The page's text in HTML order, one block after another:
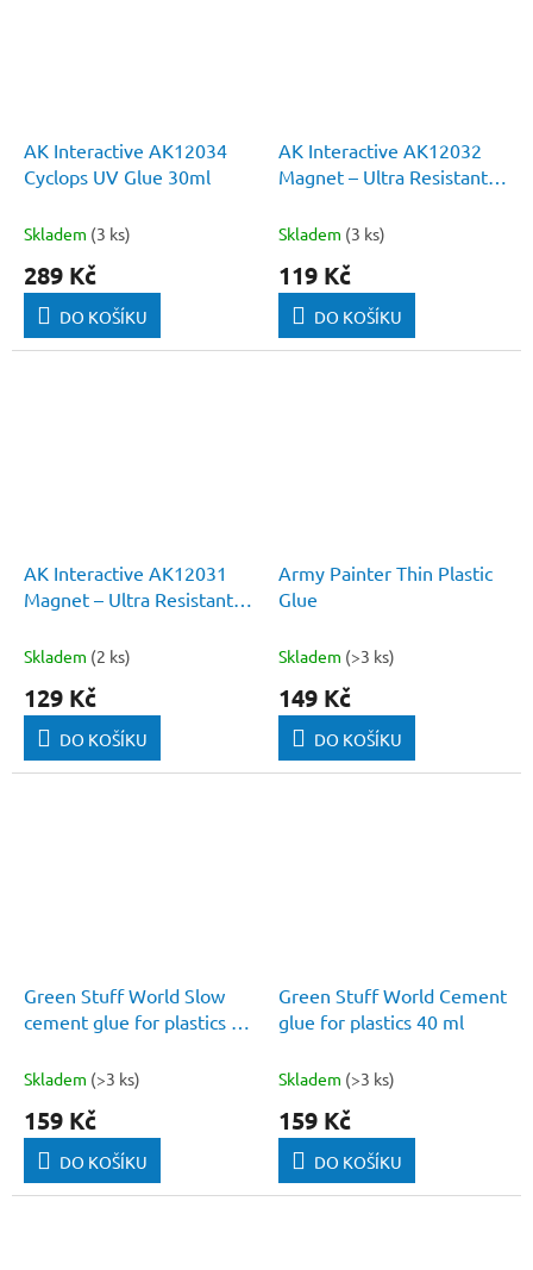
AK Interactive AK12034
Cyclops UV Glue 30ml
Skladem (3 ks)
289 Kč
DO KOŠÍKU
AK Interactive AK12032
Magnet – Ultra Resistant
Skladem (3 ks)
119 Kč
DO KOŠÍKU
AK Interactive AK12031
Magnet – Ultra Resistant
Skladem (2 ks)
129 Kč
DO KOŠÍKU
Army Painter Thin Plastic
Glue
Skladem (>3 ks)
149 Kč
DO KOŠÍKU
Green Stuff World Slow
cement glue for plastics 40
Skladem (>3 ks)
159 Kč
DO KOŠÍKU
Green Stuff World Cement
glue for plastics 40 ml
Skladem (>3 ks)
159 Kč
DO KOŠÍKU